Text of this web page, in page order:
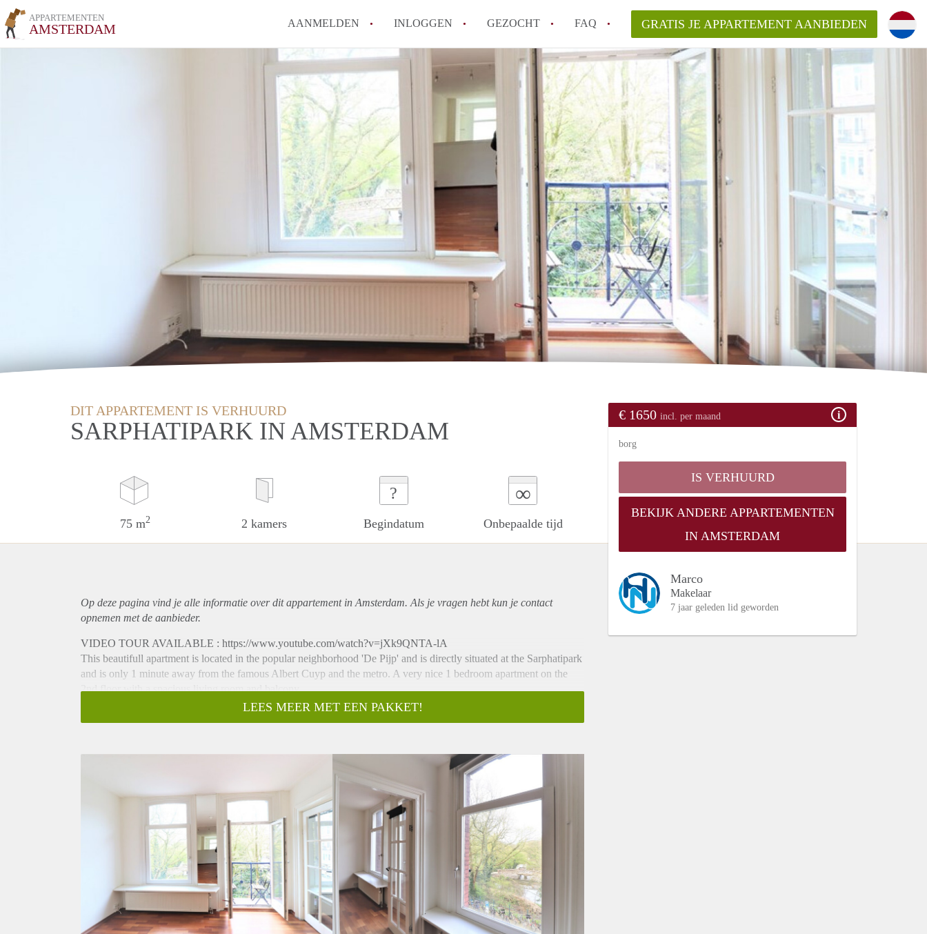
APPARTEMENTEN
AMSTERDAM AANMELDEN INLOGGEN GEZOCHT FAQ
Wat is de Wet Betaalbare Huur en wat betekent die voor mij als huurder in
Amsterdam?
Wat zijn de voordelen van het huren van een appartement in Amsterdam?
Hoe vind je een goedkoop appartement in Amsterdam?
Wat zijn de verplichtingen van een verhuurder van een huur appartement?
Kan je beter een appartement huren of kopen in Amsterdam?
Alle veelgestelde vragen
GRATIS JE APPARTEMENT AANBIEDEN
DIT APPARTEMENT IS VERHUURD
SARPHATIPARK IN AMSTERDAM
75 m2 2 kamers
?
Begindatum
∞
Onbepaalde tijd
€ 1650 incl. per maand
borg
IS VERHUURD
BEKIJK ANDERE APPARTEMENTEN
IN AMSTERDAM
Marco
Makelaar
7 jaar geleden lid geworden
Op deze pagina vind je alle informatie over ditappartementin Amsterdam. Als je vragen hebt kun je contact
opnemen met de aanbieder.
VIDEO TOUR AVAILABLE : https://www.youtube.com/watch?v=jXk9QNTA-lA
This beautifull apartment is located in the popular neighborhood 'De Pijp' and is directly situated at the Sarphatipark
and is only 1 minute away from the famous Albert Cuyp and the metro. A very nice 1 bedroom apartment on the
2nd floor with a spacious living room and balcony.
- Available direct for minimum 12 months
- 1 bedroom
- Sunny balcony
- Separate storage
Rental price € 1650,- excluding utilities
Deposit equal to 2 months rent
LEES MEER MET EEN PAKKET!